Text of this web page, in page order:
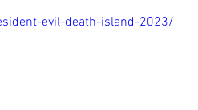
evil-death-island-2023/